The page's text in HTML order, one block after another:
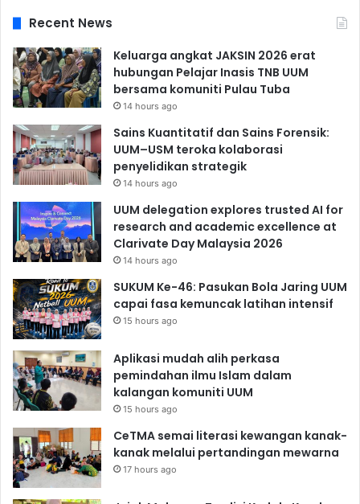
Recent News
Keluarga angkat JAKSIN 2026 erat
hubungan Pelajar Inasis TNB UUM
bersama komuniti Pulau Tuba
14 hours ago
Sains Kuantitatif dan Sains Forensik:
UUM–USM teroka kolaborasi
penyelidikan strategik
14 hours ago
UUM delegation explores trusted AI for
research and academic excellence at
Clarivate Day Malaysia 2026
14 hours ago
SUKUM Ke-46: Pasukan Bola Jaring UUM
capai fasa kemuncak latihan intensif
15 hours ago
Aplikasi mudah alih perkasa
pemindahan ilmu Islam dalam
kalangan komuniti UUM
15 hours ago
CeTMA semai literasi kewangan kanak-
kanak melalui pertandingan mewarna
17 hours ago